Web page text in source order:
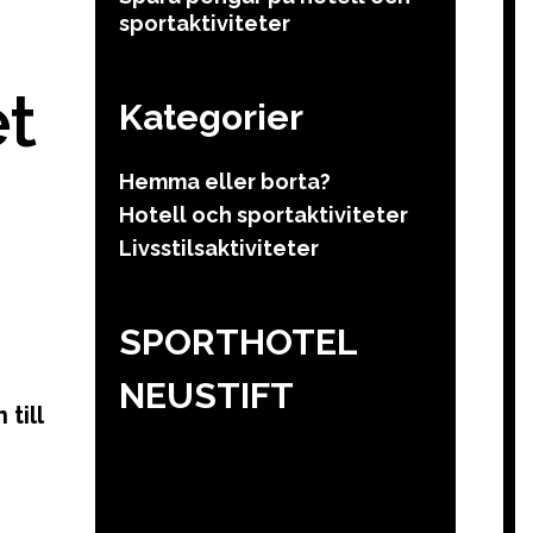
till
sportaktiviteter
Kategorier
Hemma eller borta?
Hotell och sportaktiviteter
Livsstilsaktiviteter
SPORTHOTEL
NEUSTIFT